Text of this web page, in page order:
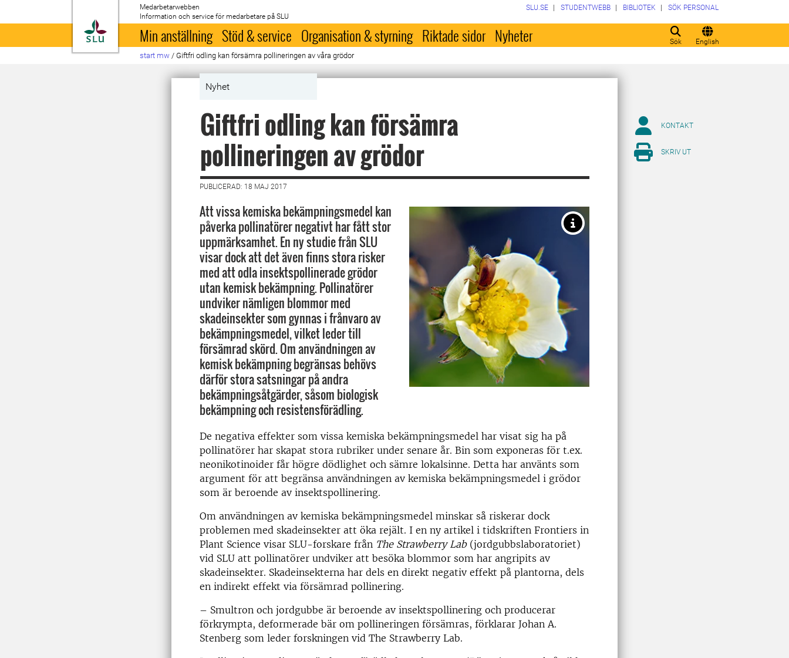
Till startsida
Medarbetarwebben
Information och service för medarbetare på SLU
Sök English
SLU.SE STUDENTWEBB BIBLIOTEK SÖK PERSONAL
Min anställning Stöd & service Organisation & styrning Riktade sidor Nyheter
start mw / Giftfri odling kan försämra pollineringen av våra grödor
Nyhet
Giftfri odling kan försämra
pollineringen av grödor
PUBLICERAD: 18 MAJ 2017
Att vissa kemiska bekämpningsmedel kan
påverka pollinatörer negativt har fått stor
uppmärksamhet. En ny studie från SLU
visar dock att det även finns stora risker
med att odla insektspollinerade grödor
utan kemisk bekämpning. Pollinatörer
undviker nämligen blommor med
skadeinsekter som gynnas i frånvaro av
bekämpningsmedel, vilket leder till
försämrad skörd. Om användningen av
kemisk bekämpning begränsas behövs
därför stora satsningar på andra
bekämpningsåtgärder, såsom biologisk
bekämpning och resistensförädling.
De negativa effekter som vissa kemiska bekämpningsmedel har visat sig ha på
pollinatörer har skapat stora rubriker under senare år. Bin som exponeras för t.ex.
neonikotinoider får högre dödlighet och sämre lokalsinne. Detta har använts som
argument för att begränsa användningen av kemiska bekämpningsmedel i grödor
som är beroende av insektspollinering.
Om användningen av kemiska bekämpningsmedel minskar så riskerar dock
problemen med skadeinsekter att öka rejält. I en ny artikel i tidskriften Frontiers in
Plant Science visar SLU-forskare från The Strawberry Lab(jordgubbslaboratoriet)
vid SLU att pollinatörer undviker att besöka blommor som har angripits av
skadeinsekter. Skadeinsekterna har dels en direkt negativ effekt på plantorna, dels
en indirekt effekt via försämrad pollinering.
– Smultron och jordgubbe är beroende av insektspollinering och producerar
förkrympta, deformerade bär om pollineringen försämras, förklarar Johan A.
Stenberg som leder forskningen vid The Strawberry Lab.
KONTAKT
SKRIV UT